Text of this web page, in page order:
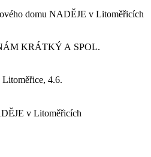
domu NADĚJE v Litoměřicích
KRÁTKÝ A SPOL.
4.6.
v Litoměřicích